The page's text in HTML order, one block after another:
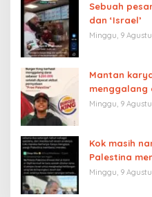
Sebuah
dan ‘Israel’
Minggu, 9
Mantan
menggalang
dipecat
Minggu, 9
Kok masih
Palestina
Minggu, 9